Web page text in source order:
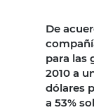
De
para las
2010 a
dólares
a 53%